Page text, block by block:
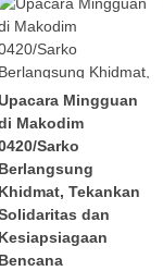
Mingguan
Makodim
Sarko
Berlangsung
Khidmat, Tekankan
dan
Kesiapsiagaan
Bencana